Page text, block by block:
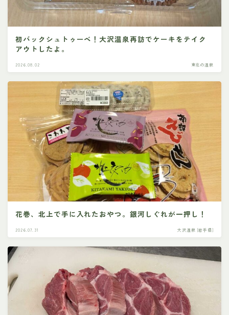
初バックシュトゥーベ！大沢温泉再訪でケーキをテイク
アウトしたよ。
2026.08.02 東北の温泉
花巻、北上で手に入れたおやつ。銀河しぐれが一押し！
2026.07.31 大沢温泉 [岩手県]